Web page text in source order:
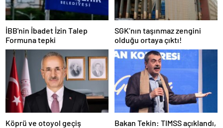
İBB'nin İbadet İzin Talep
Formuna tepki
SGK’nın taşınmaz zengini
olduğu ortaya çıktı!
Köprü ve otoyol geçiş
Bakan Tekin: TIMSS açıklandı,